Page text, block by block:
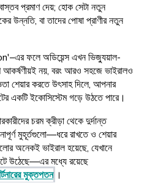
প্রমাণ দেয়; হোক সেটা নতুন
উন্নতি, বা তাদের পোষা প্রাণীর নতুন
ফলে অডিয়েন্স এখন ভিজ্যুয়াল-
আকর্ষণীয়ই নয়, বরং আরও সহজে ভাইরালও
শেয়ার করতে উৎসাহ দিলে, আপনার
একটি ইকোসিস্টেম গড়ে উঠতে পারে।
চরম ক্রীড়া থেকে দুর্দান্ত
মুহূর্তগুলো—ধরে রাখতে ও শেয়ার
অনেকই ভাইরাল হয়েছে, যেখানে
উঠেছে—এর মধ্যে রয়েছে
মুক্তপতন ।